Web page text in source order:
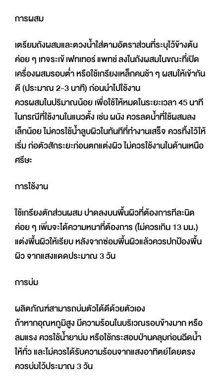
การผสม
เตรียมถังผสมและตวงนํ้าใส่ตามอัตราส่วนที่ระบุไว้ข้างต้น
ค่อย ๆ เทจระเข้ เฟทเทอร์ แพทช์ ลงในถังผสมในขณะที่เปิด
เครื่องผสมรอบตํ่า หรือใช้เกรียงเหล็กคนช้า ๆ ผสมให้เข้ากัน
ดี (ประมาณ 2-3 นาที) ก่อนนําไปใช้งาน
ควรผสมในปริมาณน้อย เพื่อใช้ให้หมดในระยะเวลา 45 นาที
ในกรณีที่ใช้งานในแนวตั้ง เช่น ผนัง ควรลดนํ้าที่ใช้ผสมลง
เล็กน้อย ไม่ควรใช้นํ้าลูบผิวในทันทีที่ทํางานเสร็จ ควรทิ้งไว้ให้
เริ่ม ก่อตัวสักระยะก่อนตกแต่งผิว ไม่ควรใช้งานในด้านเหนือ
ศรีษะ
การใช้งาน
ใช้เกรียงตักส่วนผสม ปาดลงบนพื้นผิวที่ต้องการทีละนิด
ค่อย ๆ เพิ่มจะได้ความหนาที่ต้องการ (ไม่ควรเกิน 13 มม.)
แต่งพื้นผิวให้เรียบ หลังจากซ่อมพื้นผิวแล้วควรปกป้องพื้น
ผิว จากแสงแดดประมาณ 3 วัน
การบ่ม
ผลิตภัณฑ์สามารถบ่มตัวได้ดีด้วยตัวเอง
ถ้าหากอุณหภูมิสูง มีความร้อนในบริเวณรอบข้างมาก หรือ
ลมแรง ควรใช้นํ้ายาบ่ม หรือใช้กระสอบป่านคลุมก่อนฉีดนํ้า
ให้ทั่ว และไม่ควรได้รับความร้อนจากแสงอาทิตย์โดยตรง
ควรบ่มไว้ประมาณ 3 วัน